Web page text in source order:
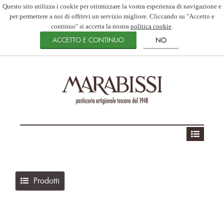
Questo sito utilizza i cookie per ottimizzare la vostra esperienza di navigazione e
per permettere a noi di offrirvi un servizio migliore. Cliccando su "Accetto e
continuo" si accetta la nostra politica cookie.
Prodotti